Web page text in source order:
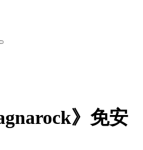
》免安